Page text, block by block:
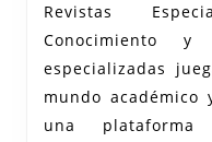
y
Revistas
Conocimiento y
especializadas
mundo
una